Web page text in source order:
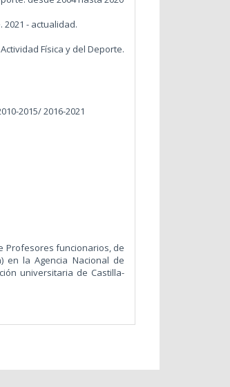
- actualidad.
Física y del Deporte.
2015/ 2016-2021
Profesores funcionarios, de
en la Agencia Nacional de
universitaria de Castilla-